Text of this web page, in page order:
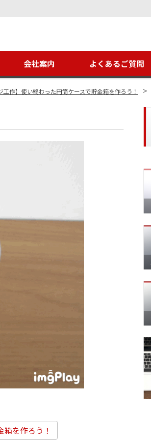
会社案内 よくあるご質問
工作】使い終わった円筒ケースで貯金箱を作ろう！ >
を作ろう！